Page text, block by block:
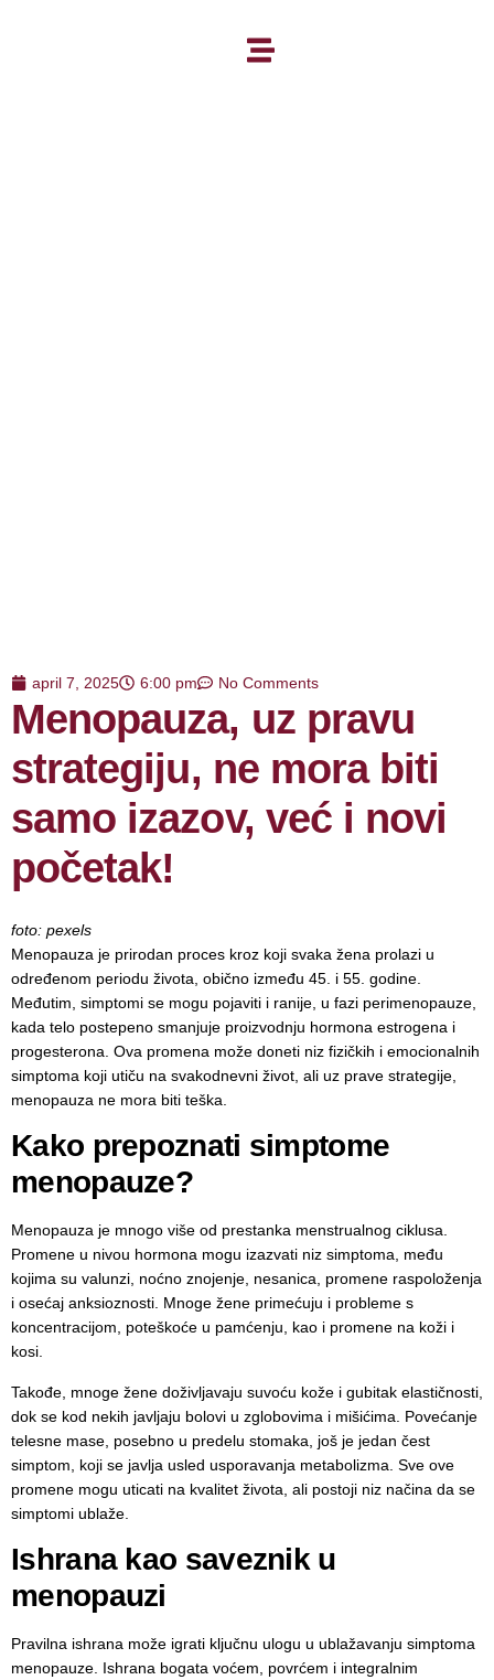
april 7, 2025 6:00 pm No Comments
Menopauza, uz pravu
strategiju, ne mora biti
samo izazov, već i novi
početak!
foto: pexels
Menopauza je prirodan proces kroz koji svaka žena prolazi u
određenom periodu života, obično između 45. i 55. godine.
Međutim, simptomi se mogu pojaviti i ranije, u fazi perimenopauze,
kada telo postepeno smanjuje proizvodnju hormona estrogena i
progesterona. Ova promena može doneti niz fizičkih i emocionalnih
simptoma koji utiču na svakodnevni život, ali uz prave strategije,
menopauza ne mora biti teška.
Kako prepoznati simptome
menopauze?
Menopauza je mnogo više od prestanka menstrualnog ciklusa.
Promene u nivou hormona mogu izazvati niz simptoma, među
kojima su valunzi, noćno znojenje, nesanica, promene raspoloženja
i osećaj anksioznosti. Mnoge žene primećuju i probleme s
koncentracijom, poteškoće u pamćenju, kao i promene na koži i
kosi.
Takođe, mnoge žene doživljavaju suvoću kože i gubitak elastičnosti,
dok se kod nekih javljaju bolovi u zglobovima i mišićima. Povećanje
telesne mase, posebno u predelu stomaka, još je jedan čest
simptom, koji se javlja usled usporavanja metabolizma. Sve ove
promene mogu uticati na kvalitet života, ali postoji niz načina da se
simptomi ublaže.
Ishrana kao saveznik u
menopauzi
Pravilna ishrana može igrati ključnu ulogu u ublažavanju simptoma
menopauze. Ishrana bogata voćem, povrćem i integralnim